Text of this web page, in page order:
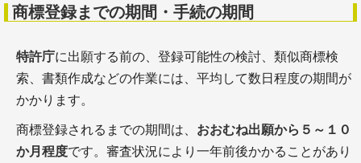
商標登録までの期間・手続の期間
特許庁に出願する前の、登録可能性の検討、類似商標検
索、書類作成などの作業には、平均して数日程度の期間が
かかります。
商標登録されるまでの期間は、 おおむね出願から５～１０
か月程度です。審査状況により一年前後かかることがあり